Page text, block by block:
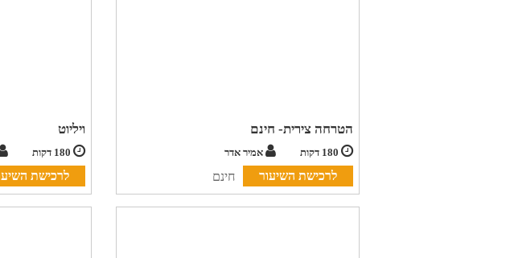
הטרחה צירית- חינם
אמיר אדר
לרכישת השיעור חינם
ויליוט
לרכישת